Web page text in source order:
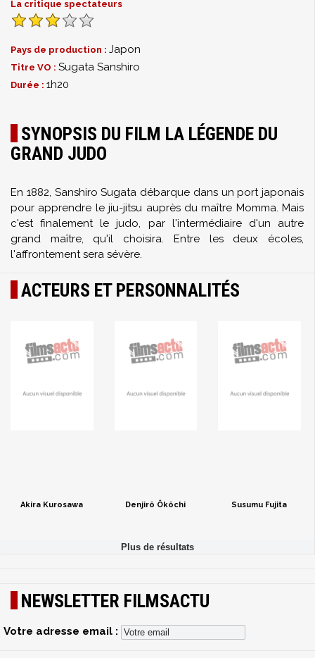
La critique spectateurs
Pays de production : Japon
Titre VO : Sugata Sanshiro
Durée : 1h20
SYNOPSIS DU FILM LA LÉGENDE DU
GRAND JUDO
En 1882, Sanshiro Sugata débarque dans un port japonais
pour apprendre le jiu-jitsu auprès du maître Momma. Mais
c'est finalement le judo, par l'intermédiaire d'un autre
grand maître, qu'il choisira. Entre les deux écoles,
l'affrontement sera sévère.
ACTEURS ET PERSONNALITÉS
Akira Kurosawa Denjirô Ôkôchi Susumu Fujita
NEWSLETTER FILMSACTU
Votre adresse email :